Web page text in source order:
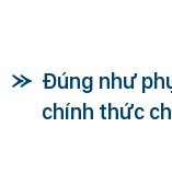
Đúng như
chính thức